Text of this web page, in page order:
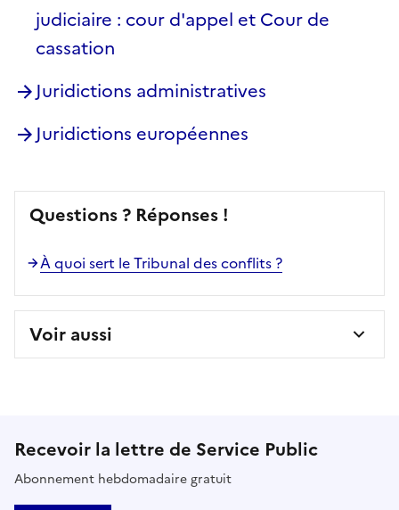
judiciaire : cour d'appel et Cour de
cassation
Juridictions administratives
Juridictions européennes
Questions ? Réponses !
À quoi sert le Tribunal des conflits ?
Voir aussi
Recevoir la lettre de Service Public
Abonnement hebdomadaire gratuit